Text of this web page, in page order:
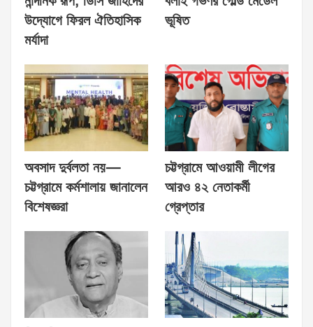
উদ্যোগে ফিরল ঐতিহাসিক
মর্যাদা
ভূষিত
অবসাদ দুর্বলতা নয়—
চট্টগ্রামে কর্মশালায় জানালেন
বিশেষজ্ঞরা
চট্টগ্রামে আওয়ামী লীগের
আরও ৪২ নেতাকর্মী
গ্রেপ্তার